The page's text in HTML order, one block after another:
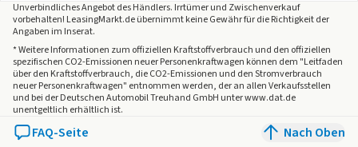
Unverbindliches Angebot desHändlers. Irrtümer und Zwischenverkauf
vorbehalten! LeasingMarkt.de übernimmt keine Gewähr für die Richtigkeit der
Angaben im Inserat.
* Weitere Informationen zum offiziellen Kraftstoffverbrauch und den offiziellen
spezifischen CO2-Emissionen neuer Personenkraftwagen können dem "Leitfaden
über den Kraftstoffverbrauch, die CO2-Emissionen und den Stromverbrauch
neuer Personenkraftwagen" entnommen werden, der an allen Verkaufsstellen
und bei der Deutschen Automobil Treuhand GmbH unter www.dat.de
unentgeltlich erhältlich ist.
FAQ-Seite Nach Oben